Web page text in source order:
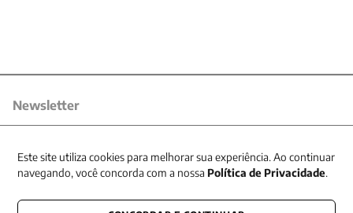
Newsletter
Este site utiliza cookies para melhorar sua experiência. Ao continuar
navegando, você concorda com a nossa Política de Privacidade.